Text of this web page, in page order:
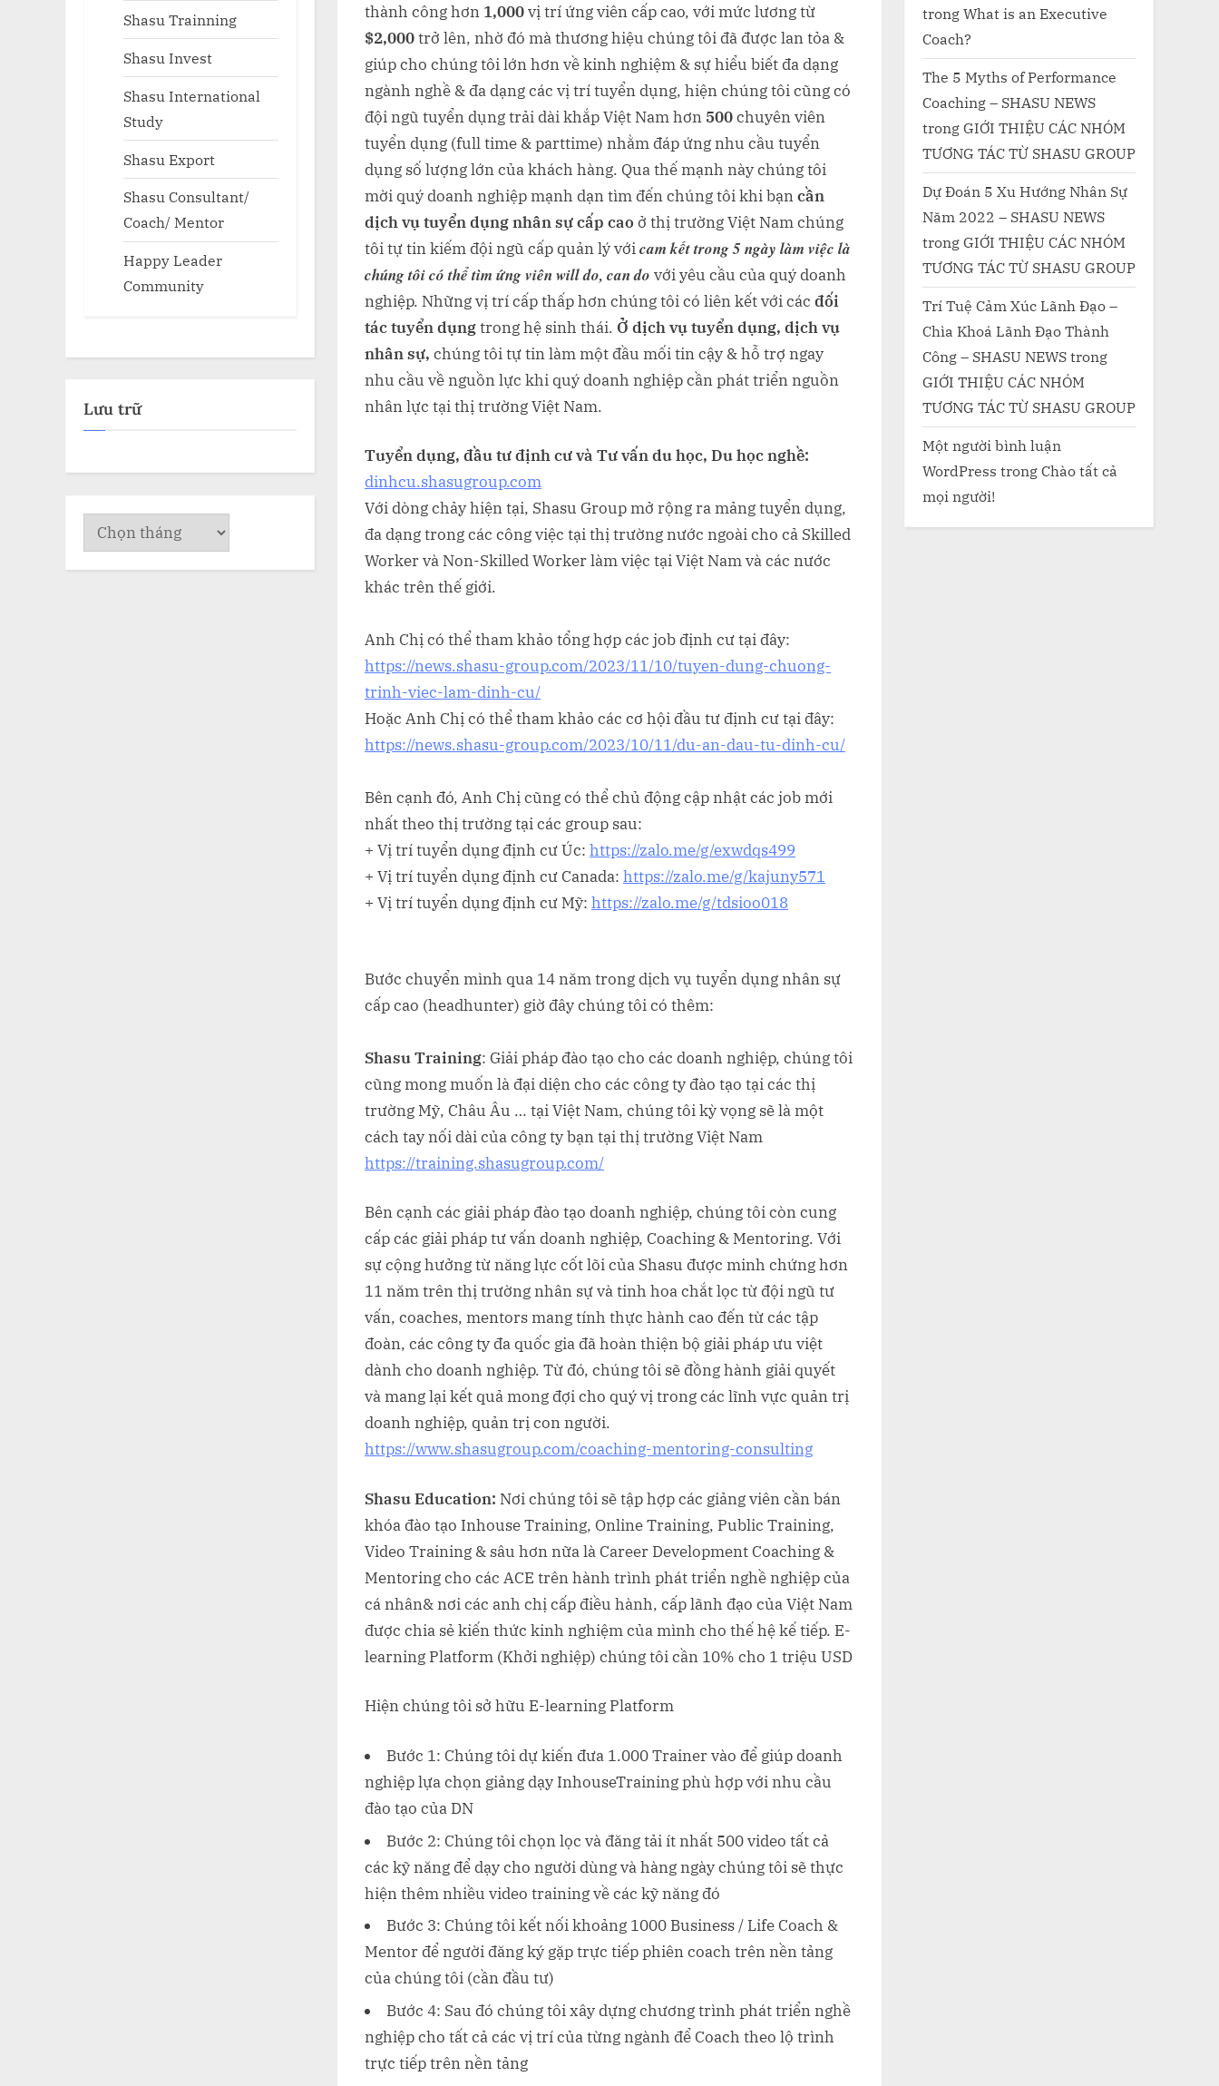
thành công hơn 1,000vị trí ứng viên cấp cao, với mức lương từ
$2,000trở lên, nhờ đó mà thương hiệu chúng tôi đã được lan tỏa &
giúp cho chúng tôi lớn hơn về kinh nghiệm & sự hiểu biết đa dạng
ngành nghề & đa dạng các vị trí tuyển dụng, hiện chúng tôi cũng có
đội ngũ tuyển dụng trải dài khắp Việt Nam hơn 500chuyên viên
tuyển dụng (full time & parttime) nhằm đáp ứng nhu cầu tuyển
dụng số lượng lớn của khách hàng. Qua thế mạnh này chúng tôi
mời quý doanh nghiệp mạnh dạn tìm đến chúng tôi khi bạncần
dịch vụ tuyển dụng nhân sự cấp cao ở thị trường Việt Nam chúng
tôi tự tin kiếm đội ngũ cấp quản lý vớicam kết trong 5 ngày làm việc là
chúng tôi có thể tìm ứng viên will do, can do với yêu cầu của quý doanh
nghiệp. Những vị trí cấp thấp hơn chúng tôi có liên kết với các đối
tác tuyển dụngtrong hệ sinh thái. Ở dịch vụ tuyển dụng, dịch vụ
nhân sự, chúng tôi tự tin làm một đầu mối tin cậy & hỗ trợ ngay
nhu cầu về nguồn lực khi quý doanh nghiệp cần phát triển nguồn
nhân lực tại thị trường Việt Nam.
Tuyển dụng, đầu tư định cư và Tư vấn du học, Du học nghề:
dinhcu.shasugroup.com
Với dòng chảy hiện tại, Shasu Group mở rộng ra mảng tuyển dụng,
đa dạng trong các công việc tại thị trường nước ngoài cho cả Skilled
Worker và Non-Skilled Worker làm việc tại Việt Nam và các nước
khác trên thế giới.
Anh Chị có thể tham khảo tổng hợp các job định cư tại đây:
https://news.shasu-group.com/2023/11/10/tuyen-dung-chuong-
trinh-viec-lam-dinh-cu/
Hoặc Anh Chị có thể tham khảo các cơ hội đầu tư định cư tại đây:
https://news.shasu-group.com/2023/10/11/du-an-dau-tu-dinh-cu/
Bên cạnh đó, Anh Chị cũng có thể chủ động cập nhật các job mới
nhất theo thị trường tại các group sau:
+ Vị trí tuyển dụng định cư Úc: https://zalo.me/g/exwdqs499
+ Vị trí tuyển dụng định cư Canada: https://zalo.me/g/kajuny571
+ Vị trí tuyển dụng định cư Mỹ: https://zalo.me/g/tdsioo018
Bước chuyển mình qua 14 năm trong dịch vụ tuyển dụng nhân sự
cấp cao (headhunter) giờ đây chúng tôi có thêm:
Shasu Training: Giải pháp đào tạo cho các doanh nghiệp, chúng tôi
cũng mong muốn là đại diện cho các công ty đào tạo tại các thị
trường Mỹ, Châu Âu … tại Việt Nam, chúng tôi kỳ vọng sẽ là một
cách tay nối dài của công ty bạn tại thị trường Việt Nam
https://training.shasugroup.com/
Bên cạnh các giải pháp đào tạo doanh nghiệp, chúng tôi còn cung
cấp các giải pháp tư vấn doanh nghiệp, Coaching & Mentoring. Với
sự cộng hưởng từ năng lực cốt lõi của Shasu được minh chứng hơn
11 năm trên thị trường nhân sự và tinh hoa chắt lọc từ đội ngũ tư
vấn, coaches, mentors mang tính thực hành cao đến từ các tập
đoàn, các công ty đa quốc gia đã hoàn thiện bộ giải pháp ưu việt
dành cho doanh nghiệp. Từ đó, chúng tôi sẽ đồng hành giải quyết
và mang lại kết quả mong đợi cho quý vị trong các lĩnh vực quản trị
doanh nghiệp, quản trị con người.
https://www.shasugroup.com/coaching-mentoring-consulting
Shasu Education: Nơi chúng tôi sẽ tập hợp các giảng viên cần bán
khóa đào tạo Inhouse Training, Online Training, Public Training,
Video Training & sâu hơn nữa là Career Development Coaching &
Mentoring cho các ACE trên hành trình phát triển nghề nghiệp của
cá nhân& nơi các anh chị cấp điều hành, cấp lãnh đạo của Việt Nam
được chia sẻ kiến thức kinh nghiệm của mình cho thế hệ kế tiếp. E-
learning Platform (Khởi nghiệp) chúng tôi cần 10% cho 1 triệu USD
Hiện chúng tôi sở hữu E-learning Platform
Bước 1: Chúng tôi dự kiến đưa 1.000 Trainer vào để giúp doanh
nghiệp lựa chọn giảng dạy InhouseTraining phù hợp với nhu cầu
đào tạo của DN
Bước 2: Chúng tôi chọn lọc và đăng tải ít nhất 500 video tất cả
các kỹ năng để dạy cho người dùng và hàng ngày chúng tôi sẽ thực
hiện thêm nhiều video training về các kỹ năng đó
Bước 3: Chúng tôi kết nối khoảng 1000 Business / Life Coach &
Mentor để người đăng ký gặp trực tiếp phiên coach trên nền tảng
của chúng tôi (cần đầu tư)
Bước 4: Sau đó chúng tôi xây dựng chương trình phát triển nghề
nghiệp cho tất cả các vị trí của từng ngành để Coach theo lộ trình
trực tiếp trên nền tảng
Shasu Trainning
Shasu Invest
Shasu International
Study
Shasu Export
Shasu Consultant/
Coach/ Mentor
Happy Leader
Community
Lưu trữ
Lưu
trữ
trongWhat is an Executive
Coach?
The 5 Myths of Performance
Coaching – SHASU NEWS
trongGIỚI THIỆU CÁC NHÓM
TƯƠNG TÁC TỪ SHASU GROUP
Dự Đoán 5 Xu Hướng Nhân Sự
Năm 2022 – SHASU NEWS
trongGIỚI THIỆU CÁC NHÓM
TƯƠNG TÁC TỪ SHASU GROUP
Trí Tuệ Cảm Xúc Lãnh Đạo –
Chìa Khoá Lãnh Đạo Thành
Công – SHASU NEWStrong
GIỚI THIỆU CÁC NHÓM
TƯƠNG TÁC TỪ SHASU GROUP
Một người bình luận
WordPress trongChào tất cả
mọi người!